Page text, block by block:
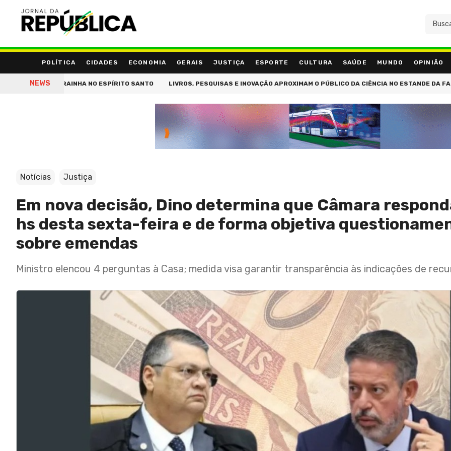
POLÍTICA CIDADES ECONOMIA GERAIS JUSTIÇA ESPORTE CULTURA SAÚDE MUNDO OPINIÃO
NEWS
DE RAINHA NO ESPÍRITO SANTO LIVROS, PESQUISAS E INOVAÇÃO APROXIMAM O PÚBLICO DA CIÊNCIA NO ESTANDE DA FAPERJ
Notícias Justiça
Em nova decisão, Dino determina que Câmara
hs desta sexta-feira e de forma objetiva
sobre emendas
Ministro elencou 4 perguntas à Casa; medida visa garantir transparência às indicações de